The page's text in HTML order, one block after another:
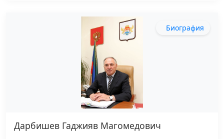
Биография
Дарбишев Гаджияв Магомедович